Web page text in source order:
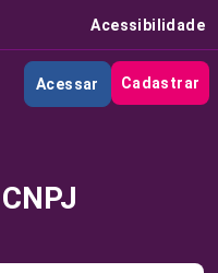
Acessibilidade
Acessar Cadastrar